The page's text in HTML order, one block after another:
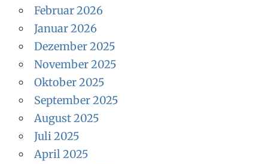
Februar 2026
Januar 2026
Dezember 2025
November 2025
Oktober 2025
September 2025
August 2025
Juli 2025
April 2025